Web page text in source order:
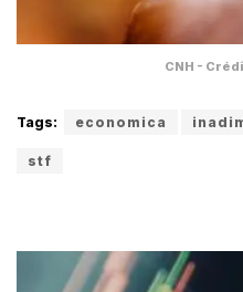
CNH -
Tags: economica
stf